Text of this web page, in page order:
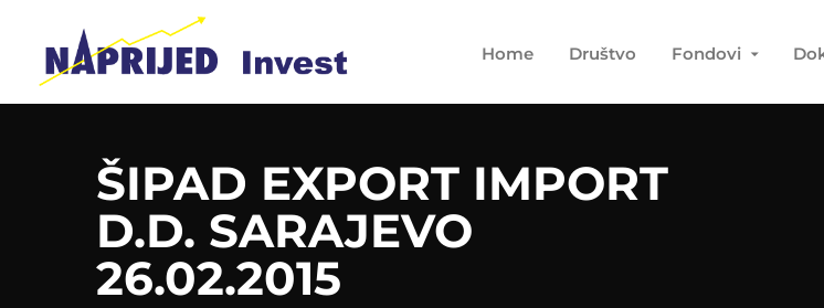
Home Društvo Fondovi
ŠIPAD EXPORT IMPORT
D.D. SARAJEVO
26.02.2015